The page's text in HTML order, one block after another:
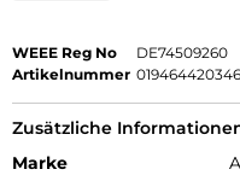
WEEE Reg No
DE74509260
Artikelnummer
Zusätzliche
Marke